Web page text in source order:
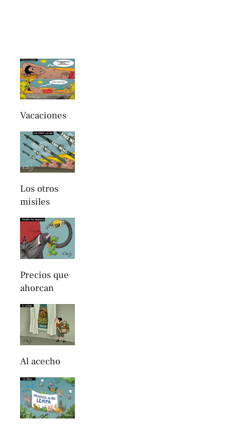
Vacaciones
Los otros
misiles
Precios que
ahorcan
Al acecho